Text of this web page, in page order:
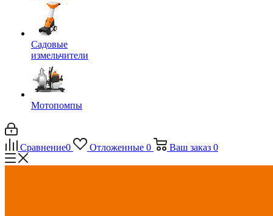
Садовые
измельчители
Мотопомпы
Сравнение0 Отложенные 0 Ваш заказ 0